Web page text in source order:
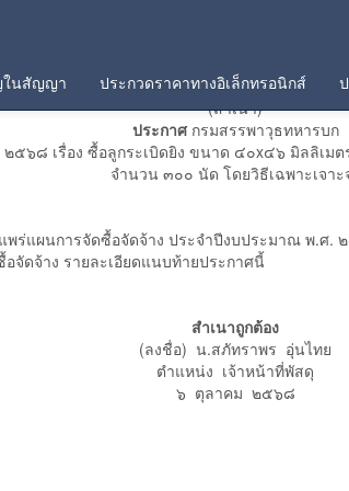
ในสัญญา ประกวดราคาทางอิเล็กทรอนิกส์
(สำเนา)
ประกาศกรมสรรพาวุธทหารบก
๖๘ เรื่อง ซื้อลูกระเบิดยิง ขนาด ๔๐x๔๖ มิลลิเมต
จำนวน ๓๐๐ นัด โดยวิธีเฉพาะเจาะ
พร่แผนการจัดซื้อจัดจ้าง ประจำปีงบประมาณ พ.ศ.
จัดจ้าง รายละเอียดแนบท้ายประกาศนี้
สำเนาถูกต้อง
(ลงชื่อ) น.สภัทราพร อุ่นไทย
ตำแหน่ง เจ้าหน้าที่พัสดุ
๖ ตุลาคม ๒๕๖๘